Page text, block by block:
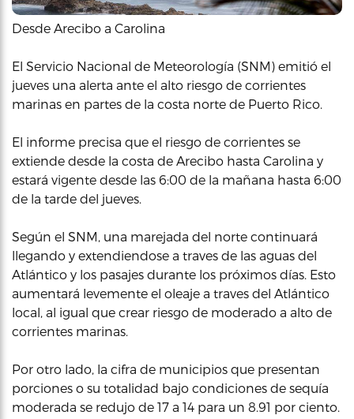
Desde Arecibo a Carolina
El Servicio Nacional de Meteorología (SNM) emitió el
jueves una alerta ante el alto riesgo de corrientes
marinas en partes de la costa norte de Puerto Rico.
El informe precisa que el riesgo de corrientes se
extiende desde la costa de Arecibo hasta Carolina y
estará vigente desde las 6:00 de la mañana hasta 6:00
de la tarde del jueves.
Según el SNM, una marejada del norte continuará
llegando y extendiendose a traves de las aguas del
Atlántico y los pasajes durante los próximos días. Esto
aumentará levemente el oleaje a traves del Atlántico
local, al igual que crear riesgo de moderado a alto de
corrientes marinas.
Por otro lado, la cifra de municipios que presentan
porciones o su totalidad bajo condiciones de sequía
moderada se redujo de 17 a 14 para un 8.91 por ciento.